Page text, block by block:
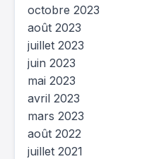
octobre 2023
août 2023
juillet 2023
juin 2023
mai 2023
avril 2023
mars 2023
août 2022
juillet 2021